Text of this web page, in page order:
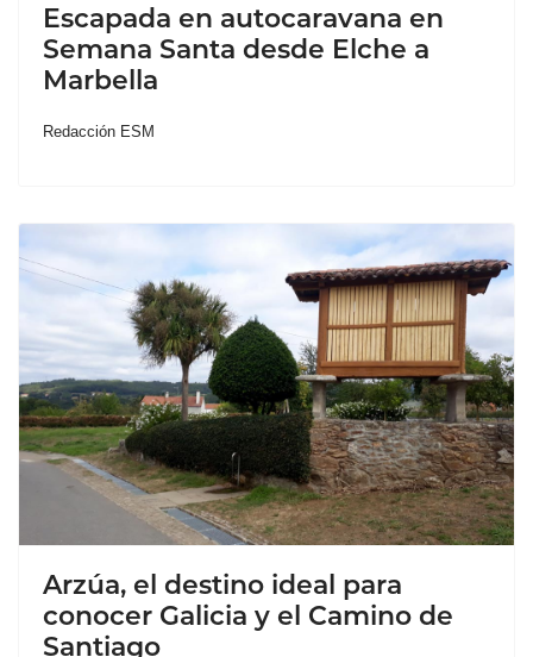
Escapada en autocaravana en
Semana Santa desde Elche a
Marbella
Redacción ESM
Arzúa, el destino ideal para
conocer Galicia y el Camino de
Santiago